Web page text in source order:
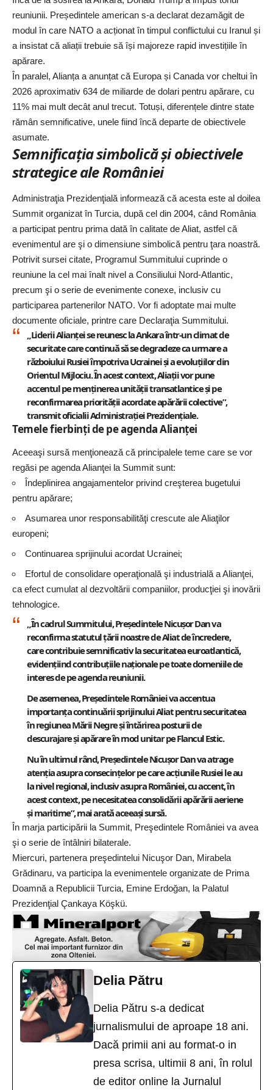
reuniunii. Președintele american s-a declarat dezamăgit de
modul în care NATO a acționat în timpul conflictului cu Iranul și
a insistat că aliații trebuie să își majoreze rapid investițiile în
apărare.
În paralel, Alianța a anunțat că Europa și Canada vor cheltui în
2026 aproximativ 634 de miliarde de dolari pentru apărare, cu
11% mai mult decât anul trecut. Totuși, diferențele dintre state
rămân semnificative, unele fiind încă departe de obiectivele
asumate.
Semnificația simbolică și obiectivele
strategice ale României
Administraţia Prezidenţială informează că acesta este al doilea
Summit organizat în Turcia, după cel din 2004, când România
a participat pentru prima dată în calitate de Aliat, astfel că
evenimentul are şi o dimensiune simbolică pentru ţara noastră.
Potrivit sursei citate, Programul Summitului cuprinde o
reuniune la cel mai înalt nivel a Consiliului Nord-Atlantic,
precum şi o serie de evenimente conexe, inclusiv cu
participarea partenerilor NATO. Vor fi adoptate mai multe
documente oficiale, printre care Declaraţia Summitului.
„Liderii Alianţei se reunesc la Ankara într-un climat de
securitate care continuă să se degradeze ca urmare a
războiului Rusiei împotriva Ucrainei şi a evoluţiilor din
Orientul Mijlociu. În acest context, Aliaţii vor pune
accentul pe menţinerea unităţii transatlantice şi pe
reconfirmarea priorităţii acordate apărării colective”,
transmit oficialiiAdministraţiei Prezidenţiale.
Temele fierbinți de pe agenda Alianței
Aceeaşi sursă menţionează că principalele teme care se vor
regăsi pe agenda Alianţei la Summit sunt:
Îndeplinirea angajamentelor privind creşterea bugetului
pentru apărare;
Asumarea unor responsabilităţi crescute ale Aliaţilor
europeni;
Continuarea sprijinului acordat Ucrainei;
Efortul de consolidare operaţională şi industrială a Alianţei,
ca efect cumulat al dezvoltării companiilor, producţiei şi inovării
tehnologice.
„În cadrul Summitului, Preşedintele Nicuşor Dan va
reconfirma statutul ţării noastre de Aliat de încredere,
care contribuie semnificativ la securitatea euroatlantică,
evidenţiind contribuţiile naţionale pe toate domeniile de
interes de pe agenda reuniunii.
De asemenea, Preşedintele României va accentua
importanţa continuării sprijinului Aliat pentru securitatea
în regiunea Mării Negre şi întărirea posturii de
descurajare şi apărare în mod unitar pe Flancul Estic.
Nu în ultimul rând, Preşedintele Nicuşor Dan va atrage
atenţia asupra consecinţelor pe care acţiunile Rusiei le au
la nivel regional, inclusiv asupra României, cu accent, în
acest context, pe necesitatea consolidării apărării aeriene
şi maritime”, mai arată aceeaşi sursă.
În marja participării la Summit, Preşedintele României va avea
şi o serie de întâlniri bilaterale.
Miercuri, partenera preşedintelui Nicuşor Dan, Mirabela
Grădinaru, va participa la evenimentele organizate de Prima
Doamnă a Republicii Turcia, Emine Erdoğan, la Palatul
Prezidenţial Çankaya Köşkü.
Delia Pătru
Delia Pătru s-a dedicat
jurnalismului de aproape 18 ani.
Dacă primii ani au format-o in
presa scrisa, ultimii 8 ani, în rolul
de editor online la Jurnalul